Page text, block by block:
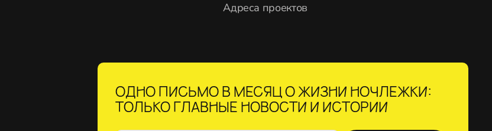
Адреса проектов
ОДНО ПИСЬМО В МЕСЯЦ О ЖИЗНИ НОЧЛЕЖКИ:
ТОЛЬКО ГЛАВНЫЕ НОВОСТИ И ИСТОРИИ